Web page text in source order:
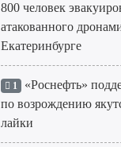
800 человек
атакованного
Екатеринбурге
1 «Роснефть»
по возрождению
лайки